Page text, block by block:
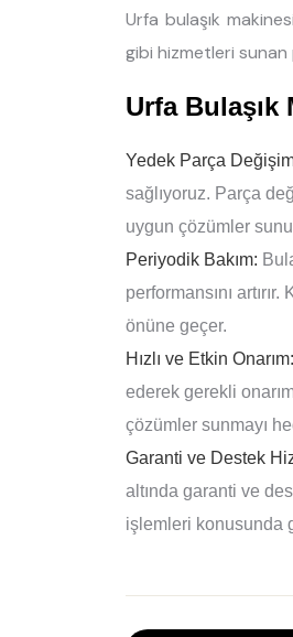
Urfa bulaşık
gibi hizmetleri
Urfa
Yedek Parça
sağlıyoruz. Parça
uygun çözümler
Periyodik Bakım:
performansını
önüne geçer.
Hızlı ve Etkin Onarım:
ederek gerekli
çözümler sunmayı
Garanti ve Destek
altında garanti ve
işlemleri konusunda